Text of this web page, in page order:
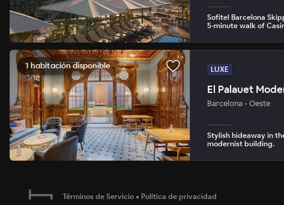
Sofitel Barcelona
5-minute walk of
1 habitación disponible LUXE
El Palauet
Barcelona - Oeste
Stylish hideaway in
modernist building.
Términos de Servicio • Política de privacidad